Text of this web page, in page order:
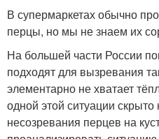
В супермаркетах обычно
перцы, но мы не знаем их
На большей части России
подходят для вызревания
элементарно не хватает
одной этой ситуации скрыто
несозревания перцев на